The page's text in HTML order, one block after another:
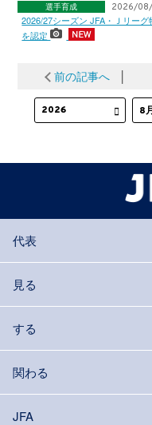
選手育成 2026/
2026/27シーズン JFA・Ｊリーグ
を認定
前の記事へ
代表
見る
する
関わる
JFA